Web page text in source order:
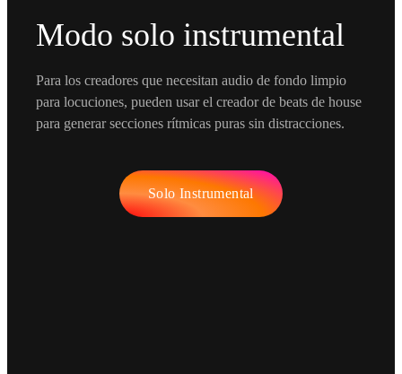
Modo solo instrumental
Para los creadores que necesitan audio de fondo limpio
para locuciones, pueden usar el creador de beats de house
para generar secciones rítmicas puras sin distracciones.
Solo Instrumental